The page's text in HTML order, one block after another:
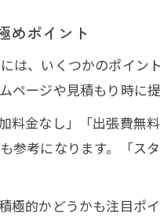
不用品回収なら
ゴミ分別や料金の
不用品回収でよ
ゴミ分別不要
唐津市の粗大ゴ
不用品回収の
めポイント
は、いくつかのポイ
ージや見積もり時に
料金なし」「出張費
参考になります。「
極的かどうかも注目ポ